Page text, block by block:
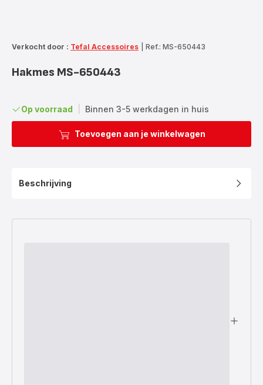
Verkocht door : Tefal Accessoires Ref.: MS-650443
Hakmes MS-650443
Op voorraad Binnen 3-5 werkdagen in huis
Toevoegen aan je winkelwagen
Beschrijving